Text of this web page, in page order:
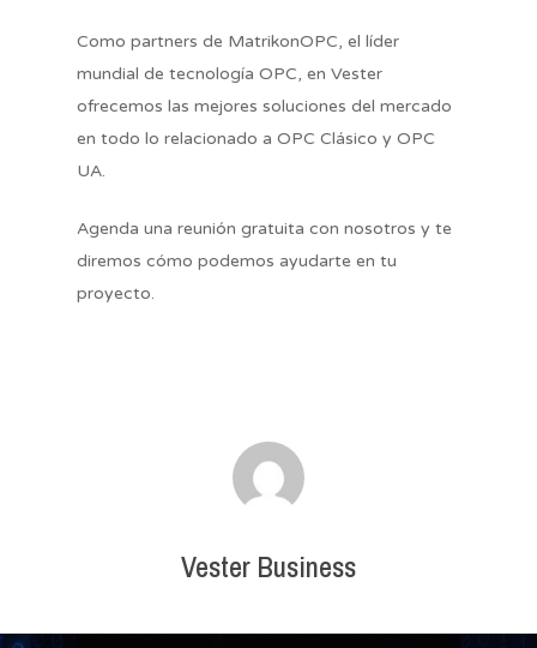
Como partners de MatrikonOPC, el líder
mundial de tecnología OPC, en Vester
ofrecemos las mejores soluciones del mercado
en todo lo relacionado a OPC Clásico y OPC
UA.
Agenda una reunión gratuita con nosotros y te
diremos cómo podemos ayudarte en tu
proyecto.
Vester Business
Contáctanos
Vester Business.